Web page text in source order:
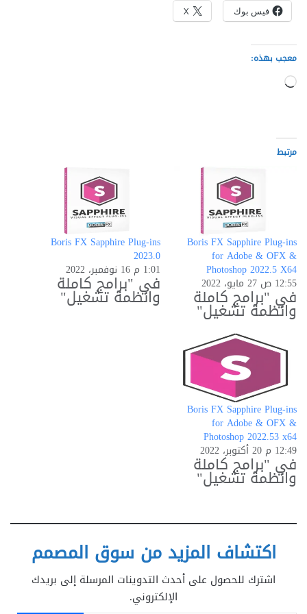
فيس بوك X
معجب بهذه:
جاري
مرتبط
Boris FX Sapphire Plug-ins
for Adobe & OFX &
Photoshop 2022.5 X64
12:55 ص 27 مايو، 2022
في "برامج كاملة
وانظمة تشغيل"
Boris FX Sapphire Plug-ins
2023.0
1:01 م 16 نوفمبر، 2022
في "برامج كاملة
وانظمة تشغيل"
Boris FX Sapphire Plug-ins
for Adobe & OFX &
Photoshop 2022.53 x64
12:49 م 20 أكتوبر، 2022
في "برامج كاملة
وانظمة تشغيل"
اكتشاف المزيد من سوق المصمم
اشترك للحصول على أحدث التدوينات المرسلة إلى بريدك
الإلكتروني.